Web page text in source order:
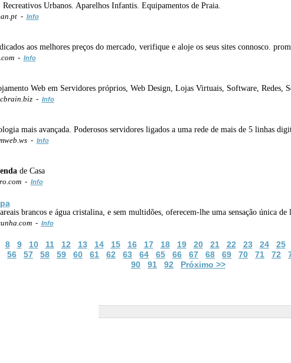
Urbanos. Aparelhos Infantis. Equipamentos de Praia.
- Info
aos melhores preços do mercado, verifique e aloje os seus sites connosco.
- Info
Web em Servidores próprios, Web Design, Lojas Virtuais, Software, Redes,
- Info
mais avançada. Poderosos servidores ligados a uma rede de mais de 5 linhas
- Info
de Casa
- Info
brancos e água cristalina, e sem multidões, oferecem-lhe uma sensação única
- Info
8 9 10 11 12 13 14 15 16 17 18 19 20 21 22 23 24 25
56 57 58 59 60 61 62 63 64 65 66 67 68 69 70 71 72
90
91 92 Próximo >>